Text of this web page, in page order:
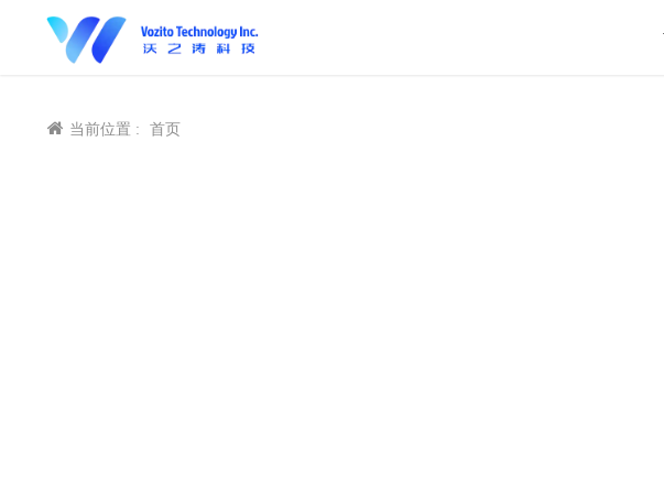
当前位置 : 首页